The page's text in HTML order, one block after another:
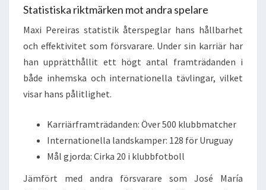
Statistiska riktmärken mot andra spelare
Maxi Pereiras statistik återspeglar hans hållbarhet
och effektivitet som försvarare. Under sin karriär har
han upprätthållit ett högt antal framträdanden i
både inhemska och internationella tävlingar, vilket
visar hans pålitlighet.
Karriärframträdanden: Över 500 klubbmatcher
Internationella landskamper: 128 för Uruguay
Mål gjorda: Cirka 20 i klubbfotboll
Jämfört med andra försvarare som José María